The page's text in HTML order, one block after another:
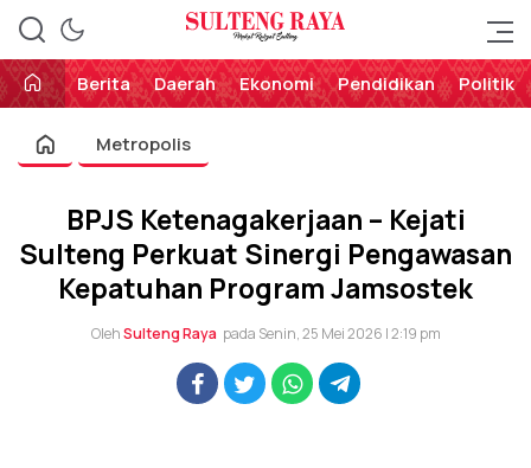
Sulteng Raya
Perekat Rakyat Sulteng
Berita
Daerah Ekonomi Pendidikan Politik
Metropolis
BPJS Ketenagakerjaan – Kejati
Sulteng Perkuat Sinergi Pengawasan
Kepatuhan Program Jamsostek
OlehSulteng Raya pada Senin, 25 Mei 2026 | 2:19 pm